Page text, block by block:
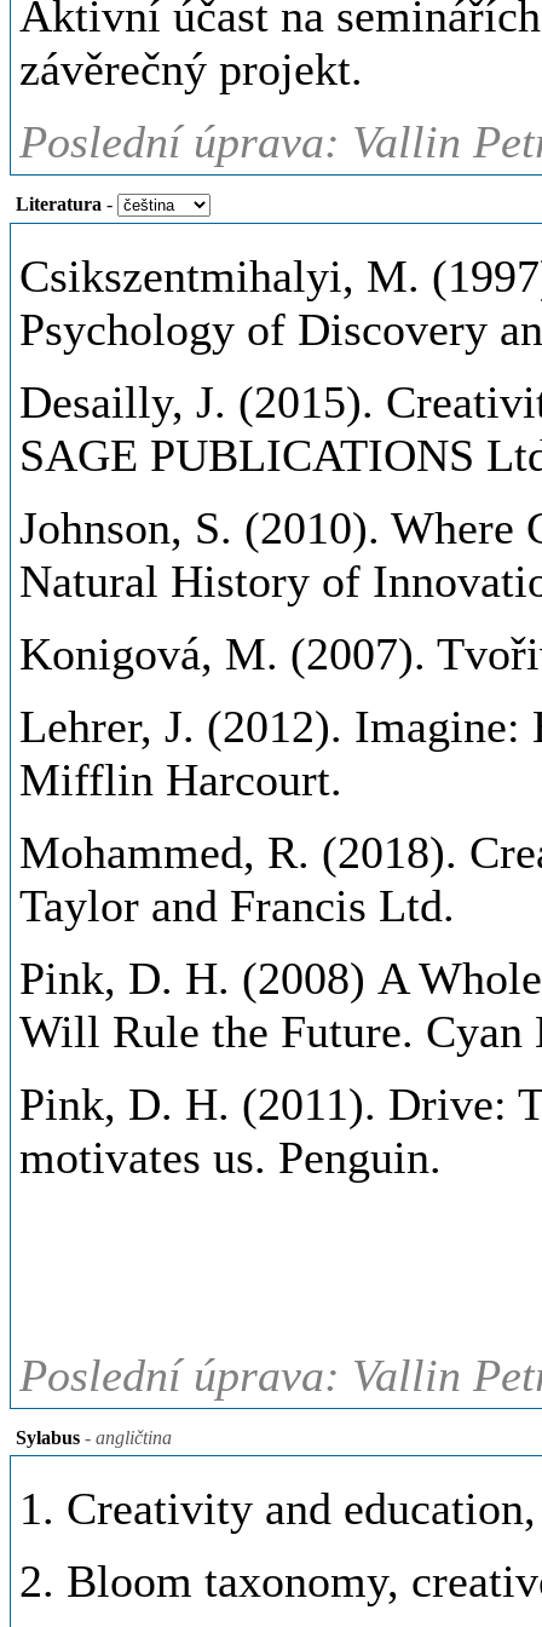
Aktivní účast na
závěrečný projekt.
Poslední úprava: Vallin
Literatura -
Csikszentmihalyi, M.
Psychology of Discovery
Desailly, J. (2015).
SAGE PUBLICATIONS
Johnson, S. (2010). Where
Natural History of
Konigová, M. (2007).
Lehrer, J. (2012).
Mifflin Harcourt.
Mohammed, R. (2018).
Taylor and Francis Ltd.
Pink, D. H. (2008) A
Will Rule the Future. Cyan
Pink, D. H. (2011). Drive:
motivates us. Penguin.
Poslední úprava: Vallin
Sylabus - angličtina
1. Creativity and
2. Bloom taxonomy,